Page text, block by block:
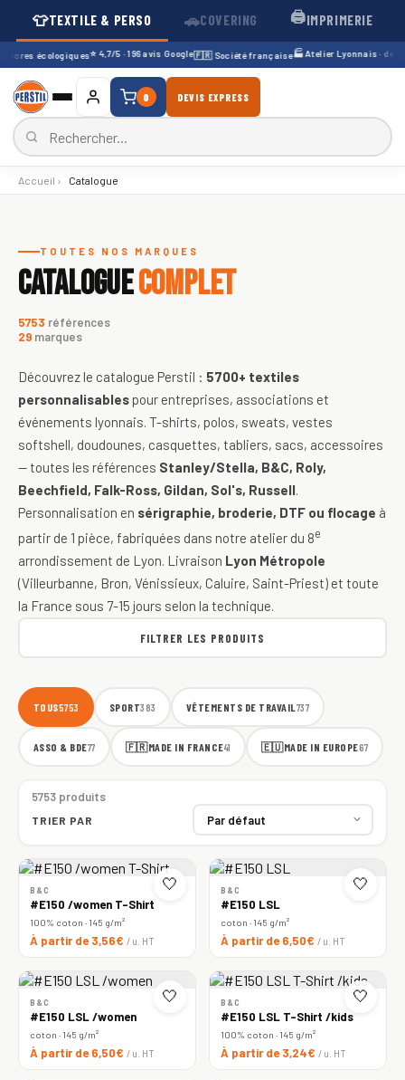
👕TEXTILE & PERSO 🚗COVERING 🖨️IMPRIMERIE
écologiques⭐ 4,7/5 · 196 avis Google🇫🇷 Société française🏭 Atelier Lyonnais · depuis
0 DEVIS EXPRESS
Accueil › Catalogue
TOUTES NOS MARQUES
CATALOGUECOMPLET
5753 références
29 marques
Découvrez le catalogue Perstil : 5700+ textiles
personnalisables pour entreprises, associations et
événements lyonnais. T-shirts, polos, sweats, vestes
softshell, doudounes, casquettes, tabliers, sacs, accessoires
— toutes les références Stanley/Stella, B&C, Roly,
Beechfield, Falk-Ross, Gildan, Sol's, Russell.
Personnalisation en sérigraphie, broderie, DTF ou flocage à
partir de 1 pièce, fabriquées dans notre atelier du 8e
arrondissement de Lyon. Livraison Lyon Métropole
(Villeurbanne, Bron, Vénissieux, Caluire, Saint-Priest) et toute
la France sous 7-15 jours selon la technique.
FILTRER LES PRODUITS
TOUS5753 SPORT383 VÊTEMENTS DE TRAVAIL737
ASSO & BDE77 🇫🇷MADE IN FRANCE41 🇪🇺MADE IN EUROPE67
5753 produits
TRIER PAR
🤍
B&C
#E150 /women T-Shirt
100% coton · 145 g/m²
À partir de 3,56€ / u. HT
🤍
B&C
#E150 LSL
coton · 145 g/m²
À partir de 6,50€ / u. HT
🤍
B&C
#E150 LSL /women
coton · 145 g/m²
À partir de 6,50€ / u. HT
🤍
B&C
#E150 LSL T-Shirt /kids
100% coton · 145 g/m²
À partir de 3,24€ / u. HT